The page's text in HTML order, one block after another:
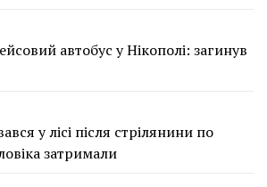
автобус у Нікополі: загинув
у лісі після стрілянини по
затримали